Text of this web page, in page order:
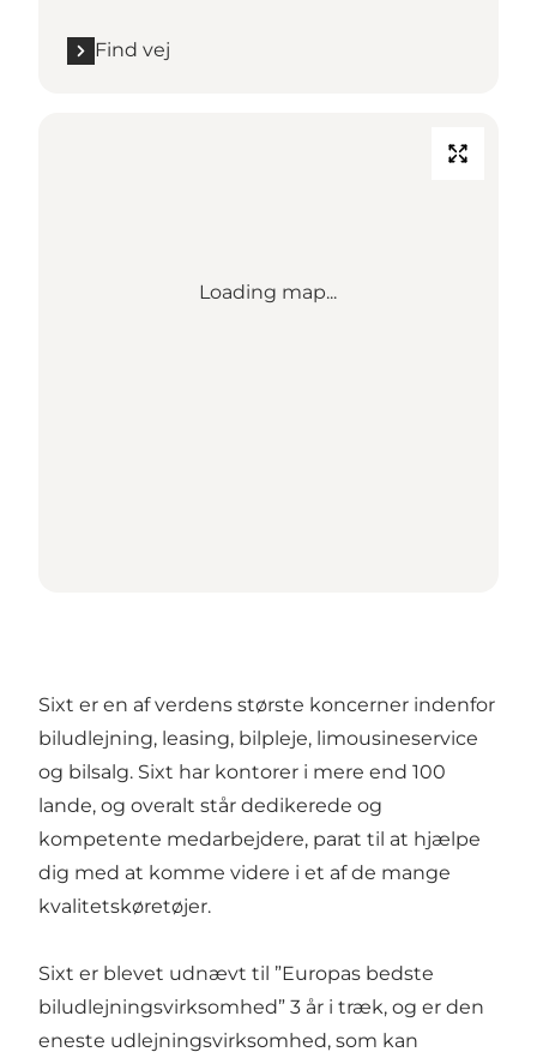
Find vej
Loading map...
Sixt er en af verdens største koncerner indenfor
biludlejning, leasing, bilpleje, limousineservice
og bilsalg. Sixt har kontorer i mere end 100
lande, og overalt står dedikerede og
kompetente medarbejdere, parat til at hjælpe
dig med at komme videre i et af de mange
kvalitetskøretøjer.
Sixt er blevet udnævt til ”Europas bedste
biludlejningsvirksomhed” 3 år i træk, og er den
eneste udlejningsvirksomhed, som kan